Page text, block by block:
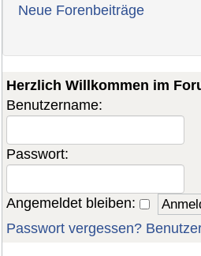
Neue Forenbeiträge
Herzlich Willkommen im
Benutzername:
Passwort:
Angemeldet bleiben:
Passwort vergessen?